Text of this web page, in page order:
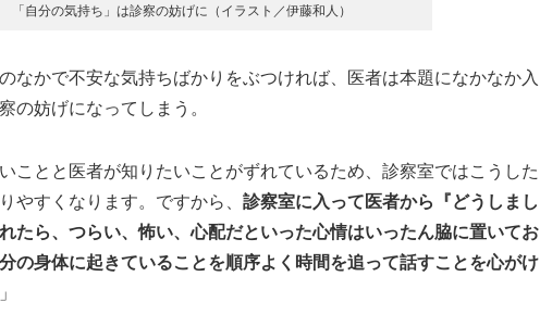
「自分の気持ち」は診察の妨げに（イラスト／伊藤和人）
なかで不安な気持ちばかりをぶつければ、医者は本題になかなか入
の妨げになってしまう。
いことと医者が知りたいことがずれているため、診察室ではこうした
やすくなります。ですから、 診察室に入って医者から『どうしまし
たら、つらい、怖い、心配だといった心情はいったん脇に置いてお
の身体に起きていることを順序よく時間を追って話すことを心がけ
」